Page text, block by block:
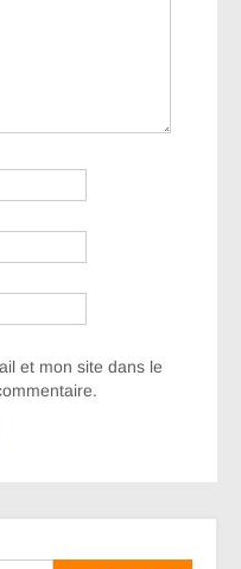
et mon site dans le